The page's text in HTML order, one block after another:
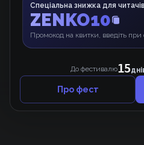
Домогосподарка
Вебкомікс
Спеціальна знижка для
ZENKO10
Промокод на квитки, введіть при
До фестивалю15
Про фест